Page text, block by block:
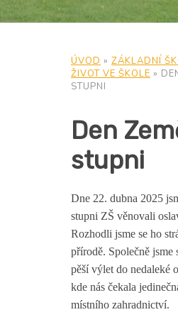
ÚVOD » ZÁKLADNÍ
ŽIVOT VE ŠKOLE »
STUPNI
Den
stupni
Dne 22. dubna 2025
stupni ZŠ věnovali
Rozhodli jsme se ho
přírodě. Společně jsme
pěší výlet do nedaleké
kde nás čekala
místního zahradnictví.